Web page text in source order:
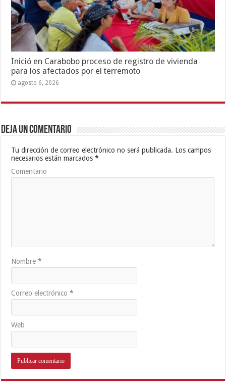
Inició en Carabobo proceso de registro de vivienda
para los afectados por el terremoto
agosto 6, 2026
Deja un comentario
Tu dirección de correo electrónico no será publicada. Los campos
necesarios están marcados*
Comentario
Nombre*
Correo electrónico*
Web